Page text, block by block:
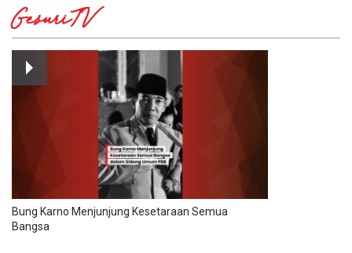
GesuriTV
Bung Karno Menjunjung Kesetaraan Semua
Bangsa